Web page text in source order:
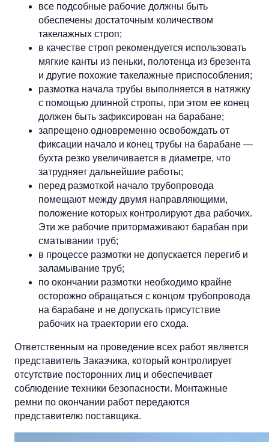
все подсобные рабочие должны быть
обеспечены достаточным количеством
такелажных строп;
в качестве строп рекомендуется использовать
мягкие канты из пеньки, полотенца из брезента
и другие похожие такелажные приспособления;
размотка начала трубы выполняется в натяжку
с помощью длинной стропы, при этом ее конец
должен быть зафиксирован на барабане;
запрещено одновременно освобождать от
фиксации начало и конец трубы на барабане —
бухта резко увеличивается в диаметре, что
затрудняет дальнейшие работы;
перед размоткой начало трубопровода
помещают между двумя направляющими,
положение которых контролируют два рабочих.
Эти же рабочие притормаживают барабан при
сматывании труб;
в процессе размотки не допускается перегиб и
заламывание труб;
по окончании размотки необходимо крайне
осторожно обращаться с концом трубопровода
на барабане и не допускать присутствие
рабочих на траектории его схода.
Ответственным на проведение всех работ является
представитель Заказчика, который контролирует
отсутствие посторонних лиц и обеспечивает
соблюдение техники безопасности. Монтажные
ремни по окончании работ передаются
представителю поставщика.